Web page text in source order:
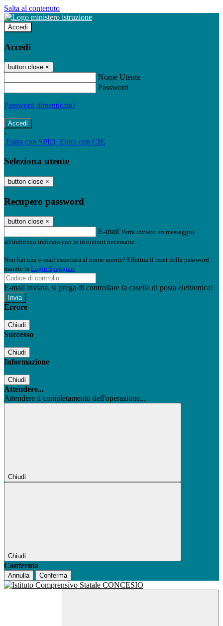
Salta al contenuto
Accedi
Accedi
button close ×
Nome Utente
Password
Password dimenticata?
-
Entra con SPID Entra con CIE
Seleziona utente
button close ×
Recupero password
button close ×
E-mail Verrà inviato un messaggio
all'indirizzo indicato con le istruzioni necessarie.
Non hai una e-mail associata al nome utente? Effettua il reset della password
tramite la Login Spaggiari
E-mail inviata, si prega di controllare la casella di posta elettronica!
Errore
Chiudi
Successo
Chiudi
Informazione
Chiudi
Attendere...
Attendere il completamento dell'operazione...
Chiudi
Chiudi
Conferma
Annulla Conferma